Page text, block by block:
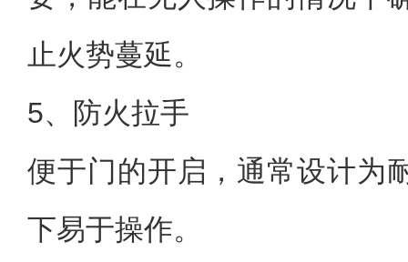
止火势蔓延。
5、防火拉手
便于门的开启，通常设计为
下易于操作。